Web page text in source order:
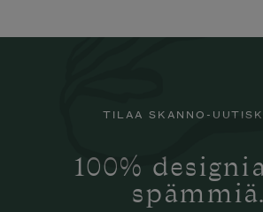
TILAA SKANNO-
100%
spämmiä.